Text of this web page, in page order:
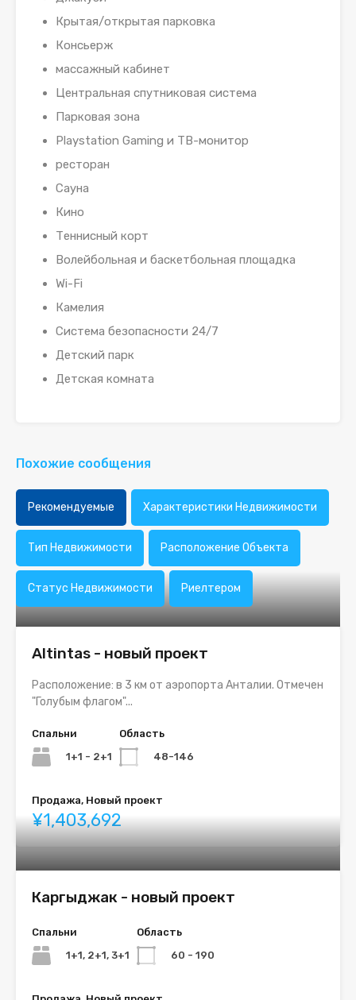
Крытая/открытая парковка
Консьерж
массажный кабинет
Центральная спутниковая система
Парковая зона
Playstation Gaming и ТВ-монитор
ресторан
Сауна
Кино
Теннисный корт
Волейбольная и баскетбольная площадка
Wi-Fi
Камелия
Система безопасности 24/7
Детский парк
Детская комната
Похожие сообщения
Рекомендуемые Характеристики Недвижимости
Тип Недвижимости Расположение Объекта
Статус Недвижимости Риелтером
Altintas - новый проект
Расположение: в 3 км от аэропорта Анталии. Отмечен
"Голубым флагом"...
Спальни
1+1 - 2+1
Область
48-146
Продажа, Новый проект
¥1,403,692
Каргыджак - новый проект
Спальни
1+1, 2+1, 3+1
Область
60 - 190